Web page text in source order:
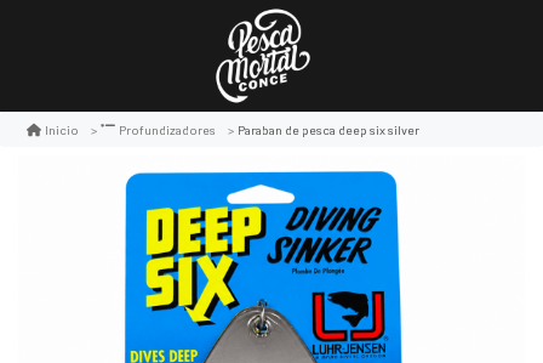
Inicio Profundizadores Paraban de pesca deep six silver